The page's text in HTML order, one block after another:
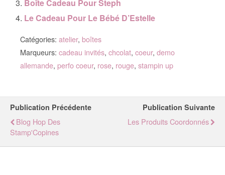
Boîte Cadeau Pour Steph
Le Cadeau Pour Le Bébé D’Estelle
Catégories: atelier, boîtes
Marqueurs: cadeau invités, chcolat, coeur, demo
allemande, perfo coeur, rose, rouge, stampin up
Publication Précédente
Blog Hop Des
Stamp'Copines
Publication Suivante
Les Produits Coordonnés